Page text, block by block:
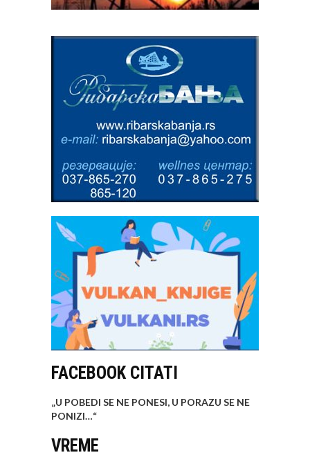
FACEBOOK CITATI
„U POBEDI SE NE PONESI, U PORAZU SE NE
PONIZI…“
VREME